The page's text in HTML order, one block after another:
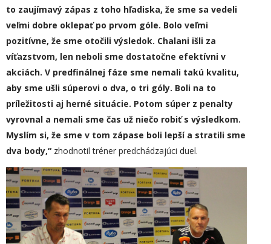
to zaujímavý zápas z toho hľadiska, že sme sa vedeli
veľmi dobre oklepať po prvom góle. Bolo veľmi
pozitívne, že sme otočili výsledok. Chalani išli za
víťazstvom, len neboli sme dostatočne efektívni v
akciách. V predfinálnej fáze sme nemali takú kvalitu,
aby sme ušli súperovi o dva, o tri góly. Boli na to
príležitosti aj herné situácie. Potom súper z penalty
vyrovnal a nemali sme čas už niečo robiť s výsledkom.
Myslím si, že sme v tom zápase boli lepší a stratili sme
dva body,“ zhodnotil tréner predchádzajúci duel.